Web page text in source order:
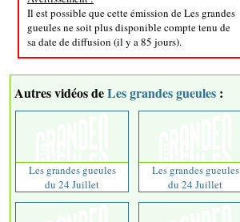
Il est possible que cette émission de Les grandes
gueules ne soit plus disponible compte tenu de
sa date de diffusion (il y a 85 jours).
Autres vidéos deLes grandes gueules :
Les grandes gueules
du 24 Juillet
Les grandes gueules
du 24 Juillet